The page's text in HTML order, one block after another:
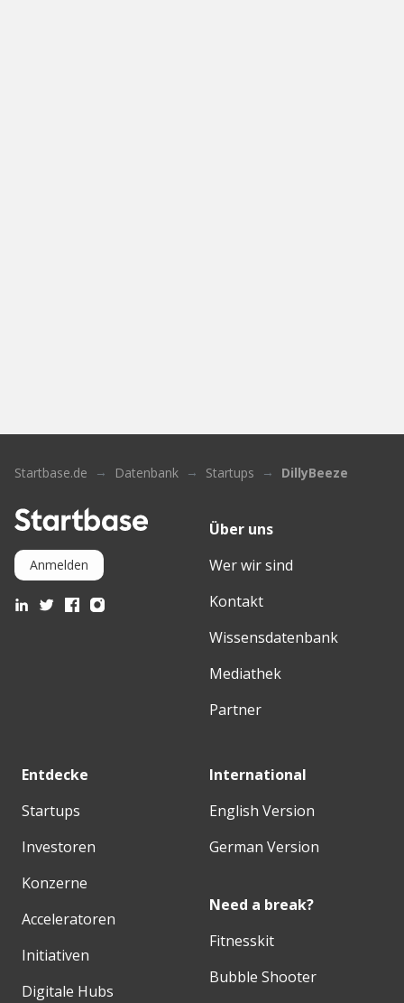
Startbase.de Datenbank Startups DillyBeeze
Anmelden
Über uns
Wer wir sind
Kontakt
Wissensdatenbank
Mediathek
Partner
Entdecke
Startups
Investoren
Konzerne
Acceleratoren
Initiativen
Digitale Hubs
International
English Version
German Version
Need a break?
Fitnesskit
Bubble Shooter